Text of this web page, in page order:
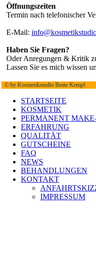
Öffnungszeiten
Termin nach telefonischer
E-Mail:
Haben Sie Fragen?
Oder Anregungen & Kritik
Lassen Sie es mich wissen
© by Kosmetikstudio Beate Kempf
STARTSEITE
KOSMETIK
PERMANENT
ERFAHRUNG
QUALITÄT
GUTSCHEINE
FAQ
NEWS
BEHANDLUNGEN
KONTAKT
IMPRESSUM